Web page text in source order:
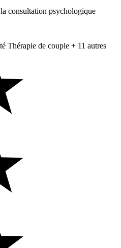
consultation psychologique
Thérapie de couple + 11 autres